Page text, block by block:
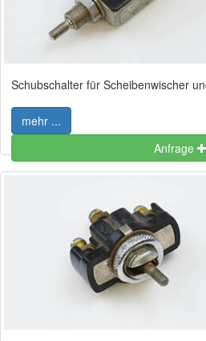
Schubschalter für Scheibenwischer
mehr ...
Anfrage